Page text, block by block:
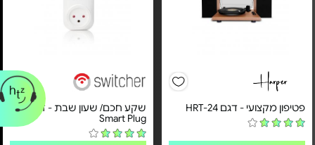
פטיפון מקצועי - דגם HRT-24
שקע חכם/ שעון שבת - דגם
Smart Plug